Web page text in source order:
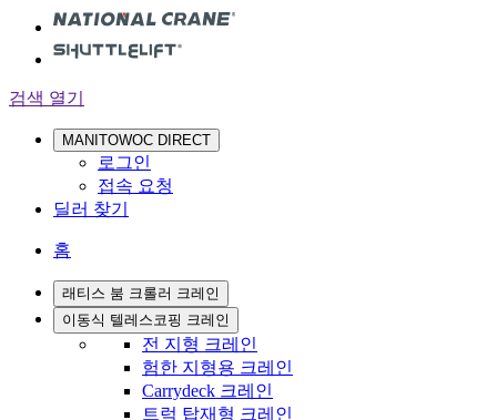
검색 열기
MANITOWOC DIRECT
로그인
접속 요청
딜러 찾기
홈
래티스 붐 크롤러 크레인
이동식 텔레스코핑 크레인
전 지형 크레인
험한 지형용 크레인
Carrydeck 크레인
트럭 탑재형 크레인